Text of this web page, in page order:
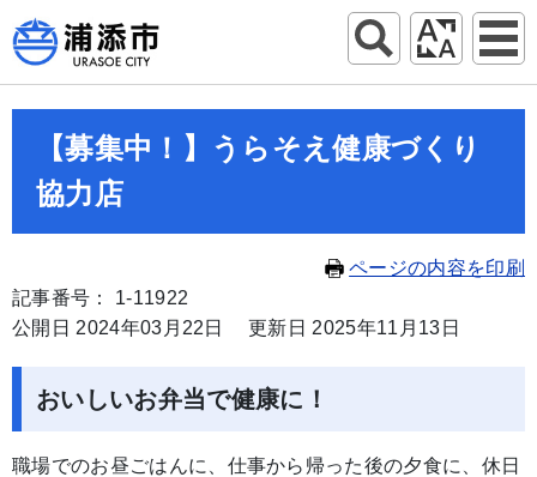
【募集中！】うらそえ健康づくり
協力店
ページの内容を印刷
記事番号： 1-11922
公開日 2024年03月22日
更新日 2025年11月13日
おいしいお弁当で健康に！
職場でのお昼ごはんに、仕事から帰った後の夕食に、休日